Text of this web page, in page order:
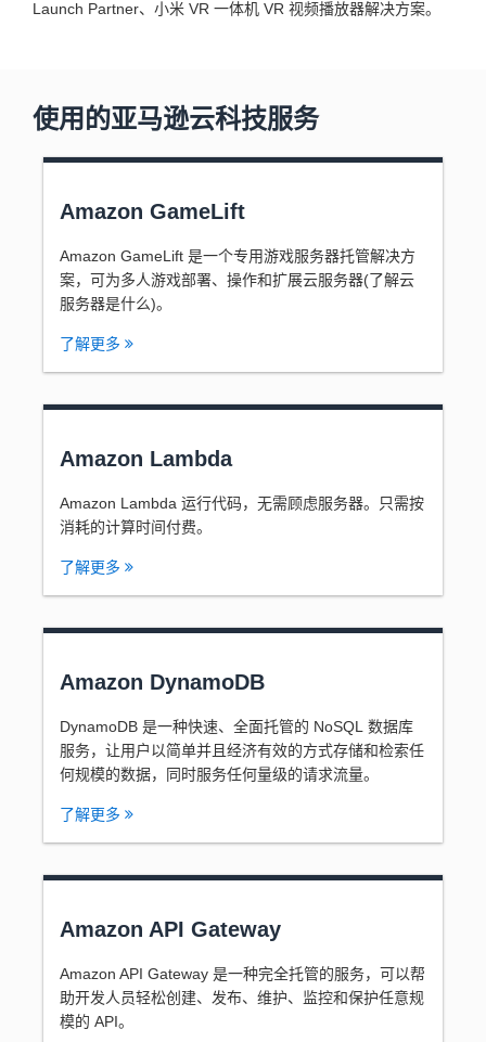
Launch Partner、小米 VR 一体机 VR 视频播放器解决方案。
使用的亚马逊云科技服务
Amazon GameLift
Amazon GameLift 是一个专用游戏服务器托管解决方
案，可为多人游戏部署、操作和扩展云服务器(了解云
服务器是什么)。
了解更多
Amazon Lambda
Amazon Lambda 运行代码，无需顾虑服务器。只需按
消耗的计算时间付费。
了解更多
Amazon DynamoDB
DynamoDB 是一种快速、全面托管的 NoSQL 数据库
服务，让用户以简单并且经济有效的方式存储和检索任
何规模的数据，同时服务任何量级的请求流量。
了解更多
Amazon API Gateway
Amazon API Gateway 是一种完全托管的服务，可以帮
助开发人员轻松创建、发布、维护、监控和保护任意规
模的 API。